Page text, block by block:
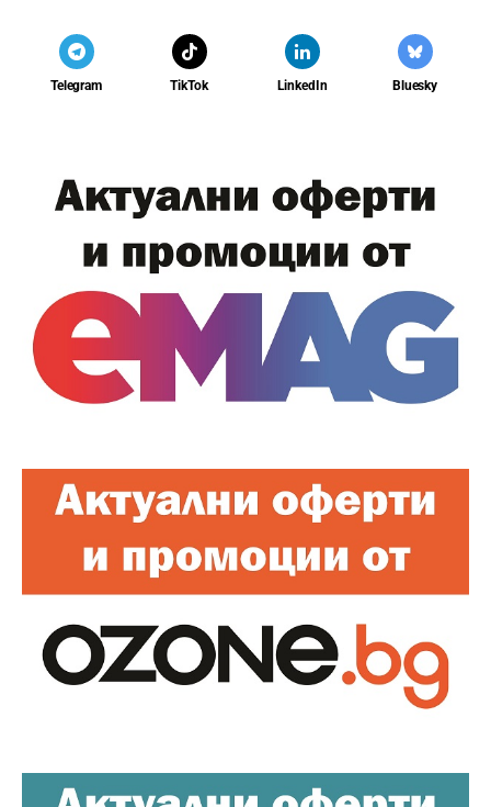
Telegram TikTok LinkedIn Bluesky